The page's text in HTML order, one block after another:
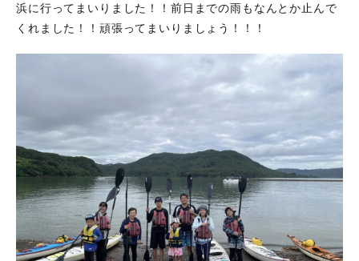
浜に行ってまいりました！！前日までの雨もなんとか止んで
くれました！！頑張ってまいりましょう！！！